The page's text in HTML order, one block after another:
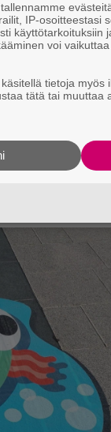
koska ne eivät
jatkaa.
kampanjalla,
Muovista
IP-osoitteestasi
käyttötarkoituksiin
voi
tietoja myös
tätä tai muuttaa